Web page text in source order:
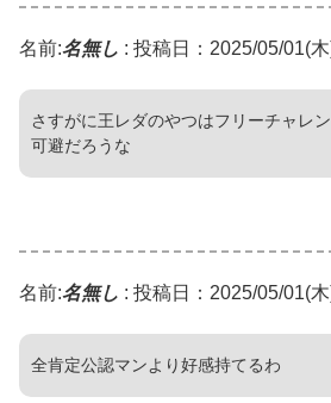
名前:名無し : 投稿日：2025/05/01(
さすがに王レダのやつはフリーチャレ
可避だろうな
名前:名無し : 投稿日：2025/05/01(
全肯定公認マンより好感持てるわ